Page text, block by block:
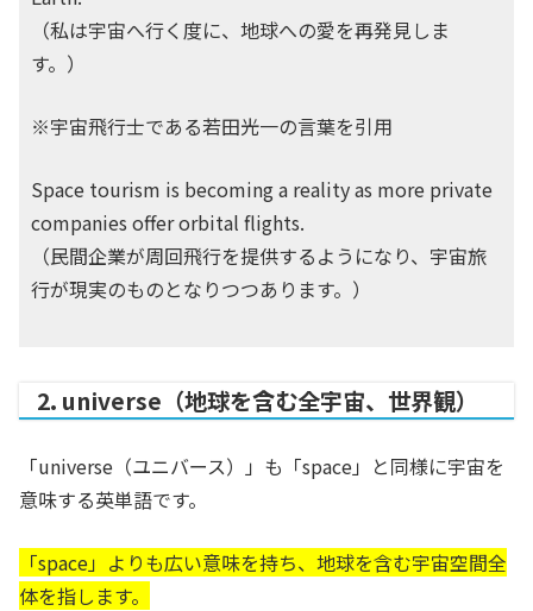
（私は宇宙へ行く度に、地球への愛を再発見しま
す。）
※宇宙飛行士である若田光一の言葉を引用
Space tourism is becoming a reality as more private
companies offer orbital flights.
（民間企業が周回飛行を提供するようになり、宇宙旅
行が現実のものとなりつつあります。）
2. universe（地球を含む全宇宙、世界観）
「universe（ユニバース）」も「space」と同様に宇宙を
意味する英単語です。
「space」よりも広い意味を持ち、地球を含む宇宙空間全
体を指します。